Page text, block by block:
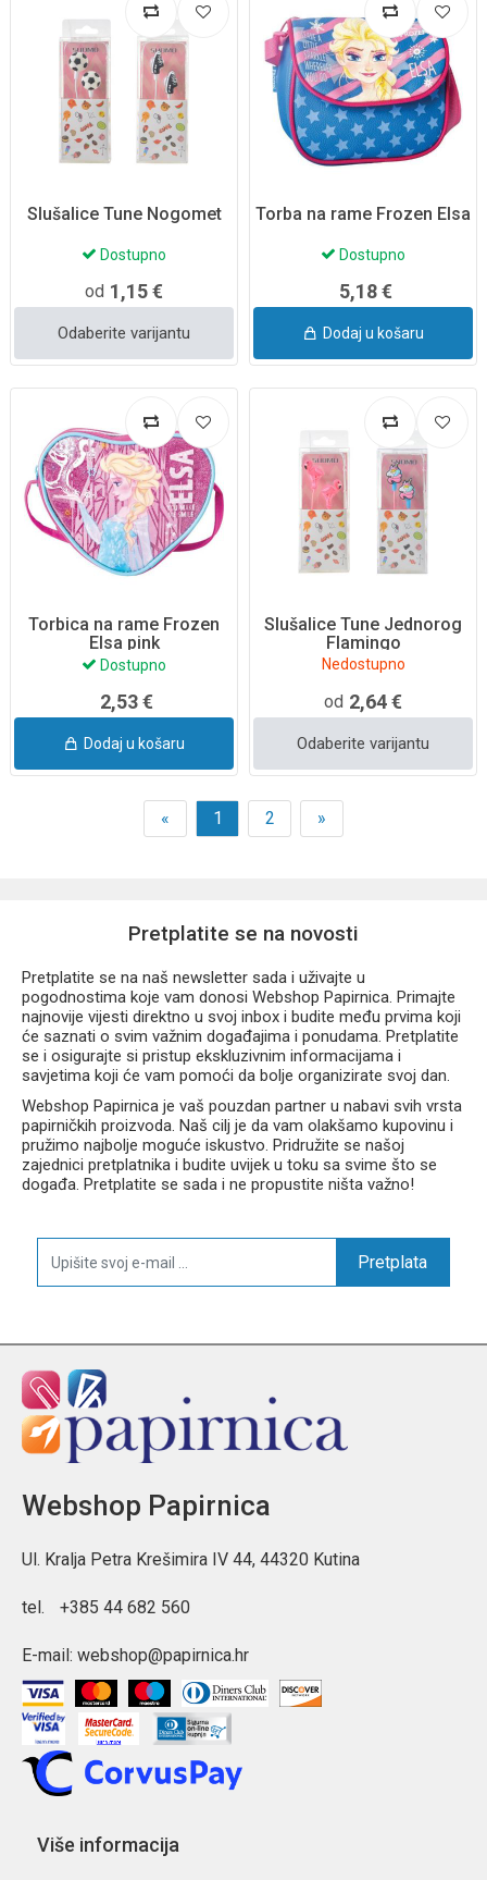
Slušalice Tune Nogomet
Dostupno
od 1,15 €
Odaberite varijantu
Torba na rame Frozen Elsa
Dostupno
5,18 €
Dodaj u košaru
Torbica na rame Frozen
Elsa pink
Dostupno
2,53 €
Dodaj u košaru
Slušalice Tune Jednorog
Flamingo
Nedostupno
od 2,64 €
Odaberite varijantu
« 1 2 »
Pretplatite se na novosti
Pretplatite se na naš newsletter sada i uživajte u
pogodnostima koje vam donosi Webshop Papirnica. Primajte
najnovije vijesti direktno u svoj inbox i budite među prvima koji
će saznati o svim važnim događajima i ponudama. Pretplatite
se i osigurajte si pristup ekskluzivnim informacijama i
savjetima koji će vam pomoći da bolje organizirate svoj dan.
Webshop Papirnica je vaš pouzdan partner u nabavi svih vrsta
papirničkih proizvoda. Naš cilj je da vam olakšamo kupovinu i
pružimo najbolje moguće iskustvo. Pridružite se našoj
zajednici pretplatnika i budite uvijek u toku sa svime što se
događa. Pretplatite se sada i ne propustite ništa važno!
Pretplata
Webshop Papirnica
Ul. Kralja Petra Krešimira IV 44, 44320 Kutina
tel. +385 44 682 560
E-mail: webshop@papirnica.hr
Više informacija